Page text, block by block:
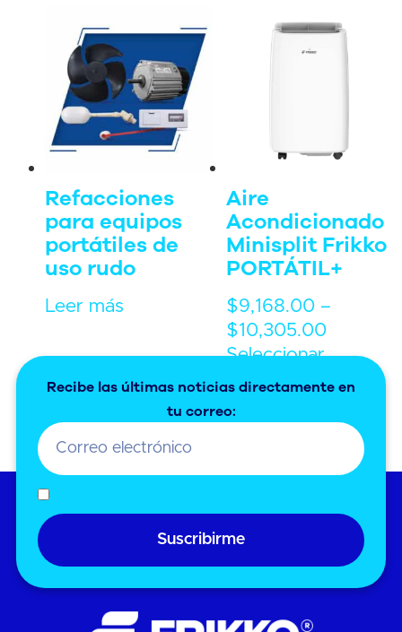
Refacciones
para equipos
portátiles de
uso rudo
Leer más
Aire
Acondicionado
Minisplit Frikko
PORTÁTIL+
$9,168.00 –
$10,305.00
Seleccionar
opciones
Recibe las últimas noticias directamente en
tu correo:
Suscribirme